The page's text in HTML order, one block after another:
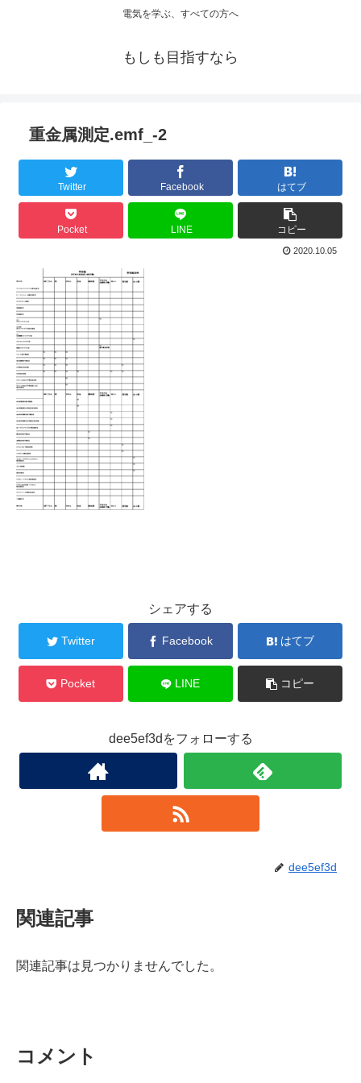
電気を学ぶ、すべての方へ
もしも目指すなら
重金属測定.emf_-2
Twitter Facebook はてブ
Pocket LINE コピー
2020.10.05
シェアする
Twitter Facebook はてブ
Pocket LINE コピー
dee5ef3dをフォローする
dee5ef3d
関連記事
関連記事は見つかりませんでした。
コメント